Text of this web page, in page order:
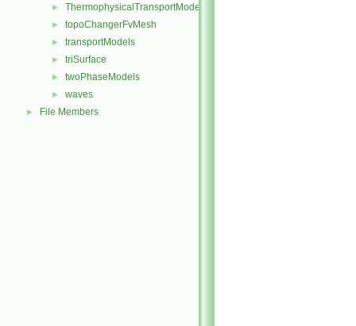
► ThermophysicalTransportModels
► topoChangerFvMesh
► transportModels
► triSurface
► twoPhaseModels
► waves
► File Members